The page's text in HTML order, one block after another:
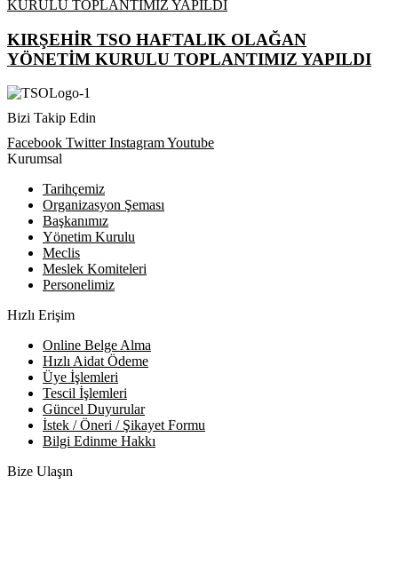
KIRŞEHİR TSO HAFTALIK OLAĞAN
YÖNETİM KURULU TOPLANTIMIZ YAPILDI
Bizi Takip Edin
Facebook Twitter InstagramYoutube
Kurumsal
Tarihçemiz
Organizasyon Şeması
Başkanımız
Yönetim Kurulu
Meclis
Meslek Komiteleri
Personelimiz
Hızlı Erişim
Online Belge Alma
Hızlı Aidat Ödeme
Üye İşlemleri
Tescil İşlemleri
Güncel Duyurular
İstek / Öneri / Şikayet Formu
Bilgi Edinme Hakkı
Bize Ulaşın